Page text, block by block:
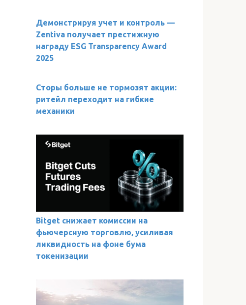
Демонстрируя учет и контроль —
Zentiva получает престижную
награду ESG Transparency Award
2025
Сторы больше не тормозят акции:
ритейл переходит на гибкие
механики
Bitget снижает комиссии на
фьючерсную торговлю, усиливая
ликвидность на фоне бума
токенизации